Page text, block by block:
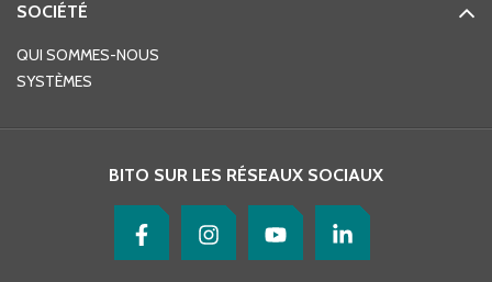
SOCIÉTÉ
QUI SOMMES-NOUS
SYSTÈMES
BITO SUR LES RÉSEAUX SOCIAUX